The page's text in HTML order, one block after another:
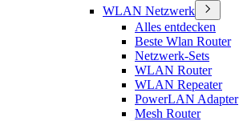
WLAN Netzwerk
Alles entdecken
Beste Wlan Router
Netzwerk-Sets
WLAN Router
WLAN Repeater
PowerLAN Adapter
Mesh Router